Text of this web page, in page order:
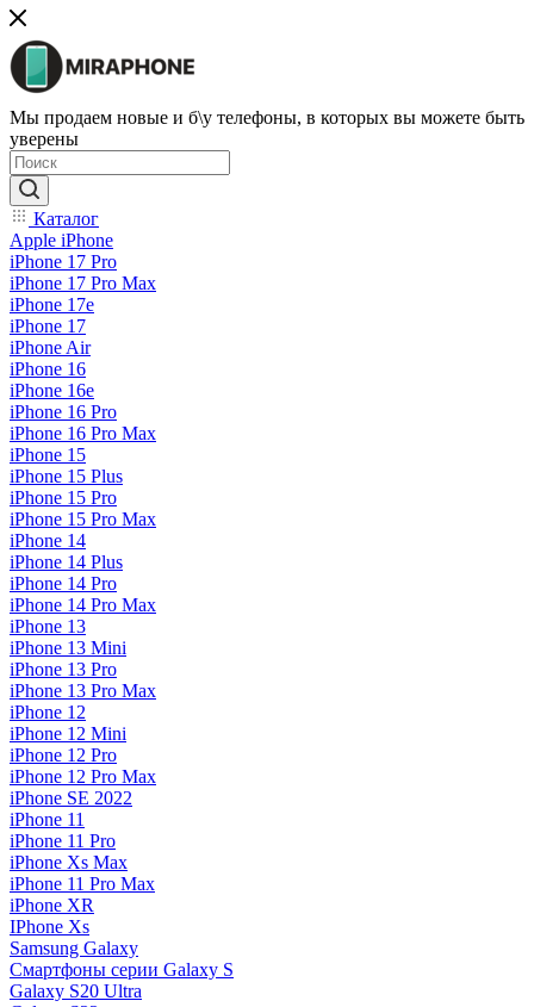
Мы продаем новые и б\у телефоны, в которых вы можете быть
уверены
Каталог
Apple iPhone
iPhone 17 Pro
iPhone 17 Pro Max
iPhone 17e
iPhone 17
iPhone Air
iPhone 16
iPhone 16e
iPhone 16 Pro
iPhone 16 Pro Max
iPhone 15
iPhone 15 Plus
iPhone 15 Pro
iPhone 15 Pro Max
iPhone 14
iPhone 14 Plus
iPhone 14 Pro
iPhone 14 Pro Max
iPhone 13
iPhone 13 Mini
iPhone 13 Pro
iPhone 13 Pro Max
iPhone 12
iPhone 12 Mini
iPhone 12 Pro
iPhone 12 Pro Max
iPhone SE 2022
iPhone 11
iPhone 11 Pro
iPhone Xs Max
iPhone 11 Pro Max
iPhone XR
IPhone Xs
Samsung Galaxy
Смартфоны серии Galaxy S
Galaxy S20 Ultra